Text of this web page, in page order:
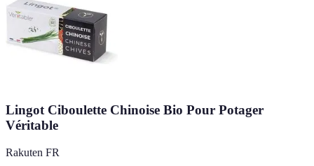
Lingot Ciboulette Chinoise Bio Pour Potager
Véritable
Rakuten FR